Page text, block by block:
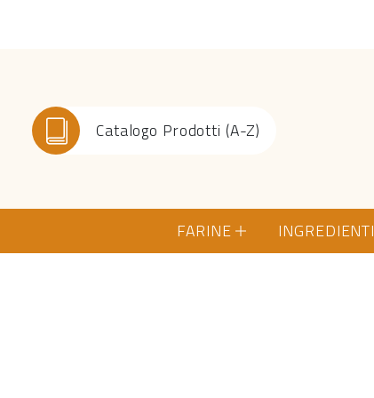
Catalogo Prodotti (A-Z)
FARINE INGREDIENTI